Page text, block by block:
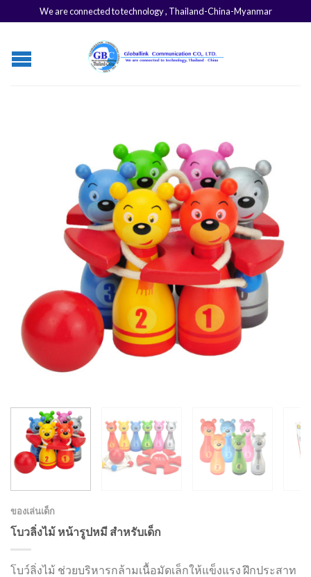
We are connected to technology , Thailand-China-Myanmar
ของเล่นเด็ก
โบวลิ่งไม้ หน้ารูปหมี สำหรับเด็ก
โบว์ลิ่งไม้ ช่วยบริหารกล้ามเนื้อมัดเล็กให้แข็งแรง ฝึกประสาท